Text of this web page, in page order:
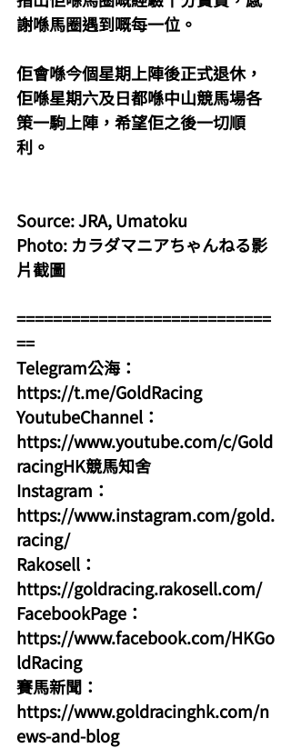
謝喺馬圈遇到嘅每一位。
佢會喺今個星期上陣後正式退休，
佢喺星期六及日都喺中山競馬場各
策一駒上陣，希望佢之後一切順
利。
Source: JRA, Umatoku
Photo: カラダマニアちゃんねる影
片截圖
============================
==
Telegram公海：
https://t.me/GoldRacing
YoutubeChannel：
https://www.youtube.com/c/Gold
racingHK競馬知舍
Instagram：
https://www.instagram.com/gold.
racing/
Rakosell：
https://goldracing.rakosell.com/
FacebookPage：
https://www.facebook.com/HKGo
ldRacing
賽馬新聞：
https://www.goldracinghk.com/n
ews-and-blog